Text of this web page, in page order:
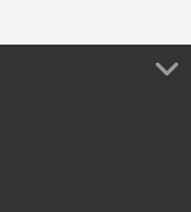
Niza!
en coche eléctrico
Villefranche-sur-
en Cap d'Ail